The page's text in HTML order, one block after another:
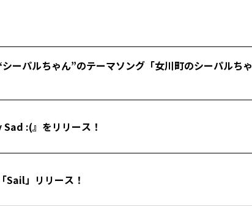
ーパルちゃん”のテーマソング「女川町のシーパルちゃ
:(』をリリース！
Sail」リリース！